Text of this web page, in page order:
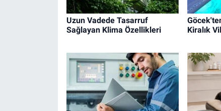
Uzun Vadede Tasarruf
Sağlayan Klima Özellikleri
Kiralık